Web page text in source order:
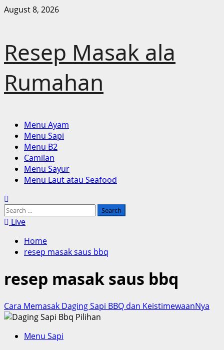
Skip
August 8, 2026
Resep Masak ala
Rumahan
Primary
Menu
Menu Ayam
Menu Sapi
Menu B2
Camilan
Menu Sayur
Menu Laut atau Seafood
Search
for:Live
Home
resep masak saus bbq
resep masak saus bbq
Cara Memasak Daging Sapi BBQ dan KeistimewaanNya
Menu Sapi